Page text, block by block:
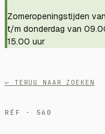
Zomeropeningstijden
t/m donderdag van
15.00 uur
← TERUG NAAR ZOEKEN
RÉF · 560